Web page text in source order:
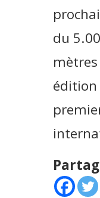
du
édition